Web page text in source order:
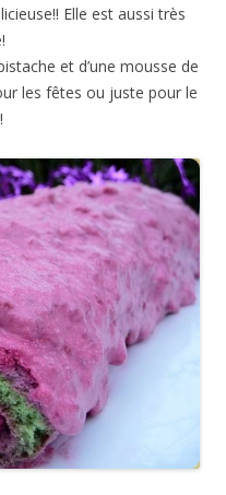
Elle est aussi très
et d’une mousse de
les fêtes ou juste pour le